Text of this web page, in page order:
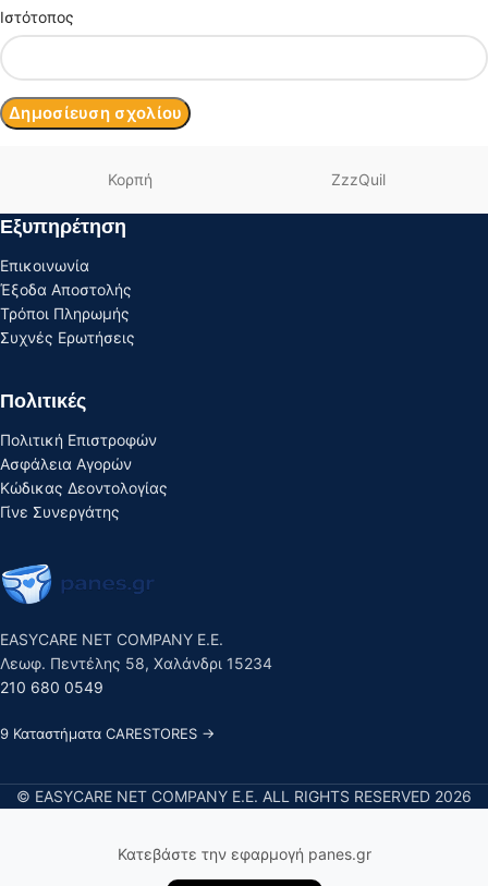
Ιστότοπος
Κορπή ZzzQuil
Εξυπηρέτηση
Επικοινωνία
Έξοδα Αποστολής
Τρόποι Πληρωμής
Συχνές Ερωτήσεις
Πολιτικές
Πολιτική Επιστροφών
Ασφάλεια Αγορών
Κώδικας Δεοντολογίας
Γίνε Συνεργάτης
EASYCARE NET COMPANY E.E.
Λεωφ. Πεντέλης 58, Χαλάνδρι 15234
210 680 0549
9 Καταστήματα CARESTORES →
© EASYCARE NET COMPANY E.E. ALL RIGHTS RESERVED 2026
Κατεβάστε την εφαρμογή panes.gr